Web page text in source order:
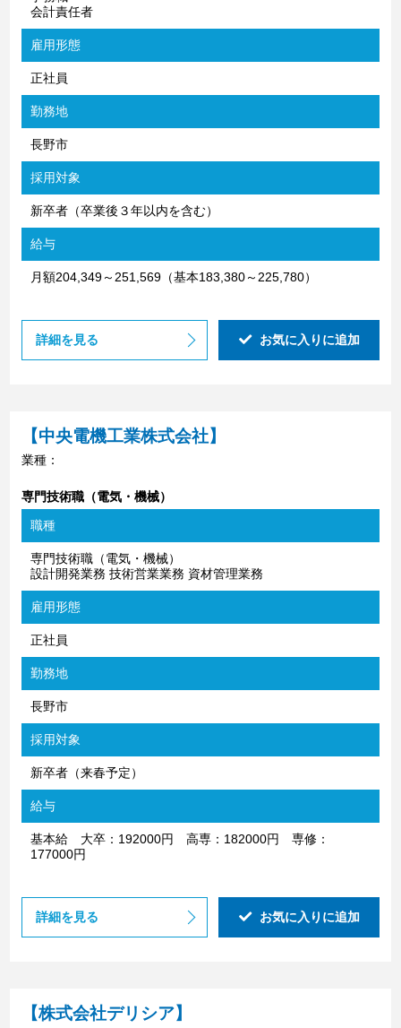
会計責任者
雇用形態
正社員
勤務地
長野市
採用対象
新卒者（卒業後３年以内を含む）
給与
月額204,349～251,569（基本183,380～225,780）
詳細を見る お気に入りに追加
【中央電機工業株式会社】
業種：
専門技術職（電気・機械）
職種
専門技術職（電気・機械）
設計開発業務 技術営業業務 資材管理業務
雇用形態
正社員
勤務地
長野市
採用対象
新卒者（来春予定）
給与
基本給 大卒：192000円 高専：182000円 専修：
177000円
詳細を見る お気に入りに追加
【株式会社デリシア】